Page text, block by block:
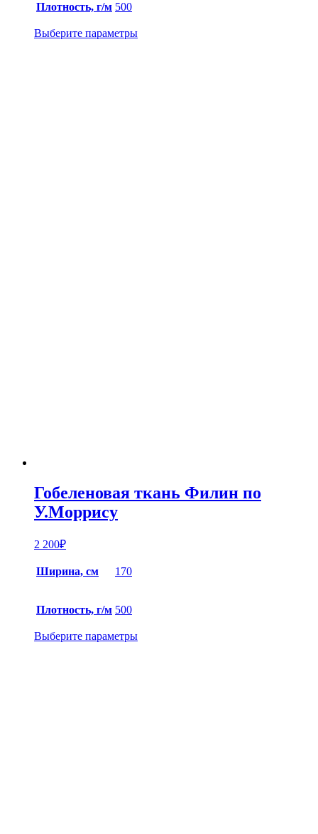
Плотность, г/м 500
Выберите параметры
Гобеленовая ткань Филин по
У.Моррису
2 200₽
Ширина, см 170
Плотность, г/м 500
Выберите параметры